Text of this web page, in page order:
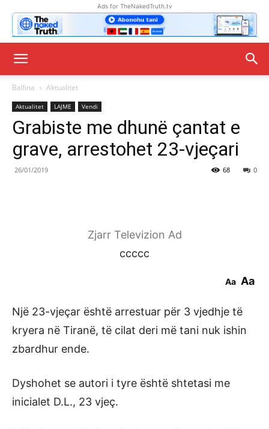
Ads for TheNakedTruth.tv
Ballina Aktualitet
Aktualitet LAJME Vendi
Grabiste me dhunë çantat e
grave, arrestohet 23-vjeçari
26/01/2019 0
68
Zjarr Televizion Ad
ccccc
Aa Aa
Një 23-vjeçar është arrestuar për 3 vjedhje të
kryera në Tiranë, të cilat deri më tani nuk ishin
zbardhur ende.
Dyshohet se autori i tyre është shtetasi me
inicialet D.L., 23 vjeç.